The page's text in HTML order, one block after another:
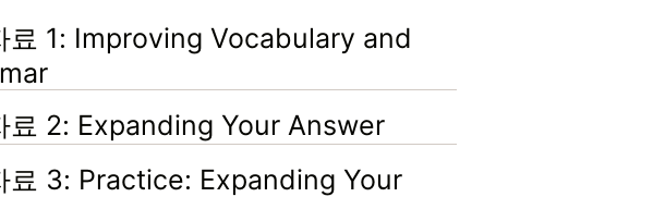
료 1: Improving Vocabulary and
료 2: Expanding Your Answer
료 3: Practice: Expanding Your